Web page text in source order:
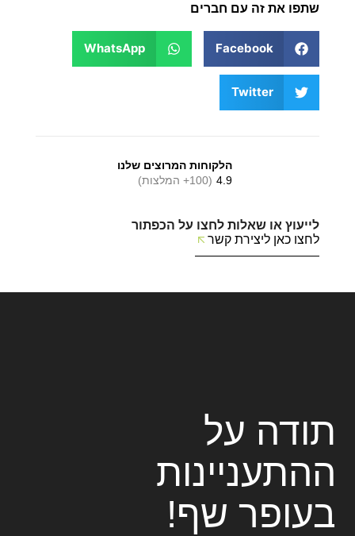
שתפו את זה עם חברים
Facebook
WhatsApp
Twitter
הלקוחות המרוצים שלנו
4.9 (100+ המלצות)
לייעוץ או שאלות לחצו על הכפתור
לחצו כאן ליצירת קשר
תודה על
ההתעניינות
בעופר שף!